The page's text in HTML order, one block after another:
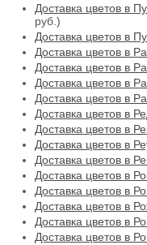
Доставка цветов в
руб.)
Доставка цветов в
Доставка цветов в
Доставка цветов в
Доставка цветов в
Доставка цветов в
Доставка цветов в
Доставка цветов в
Доставка цветов в
Доставка цветов в
Доставка цветов в
Доставка цветов в
Доставка цветов в
Доставка цветов в
Доставка цветов в